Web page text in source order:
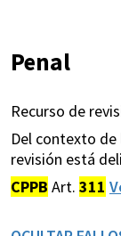
Penal
Recurso de
Del contexto de
revisión está
CPPB Art. 311